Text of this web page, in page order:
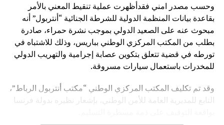
وحسب مصدر امني فقدأظهرت عملية تنقيط المعني بالأمر
بقاعدة بيانات المنظمة الدولية للشرطة الجنائية “أنتربول” أنه
مبحوث عنه على الصعيد الدولي بموجب نشرة حمراء، صادرة
بطلب من المكتب المركزي الوطني بباريس، وذلك للاشتباه في
تورطه في قضية تتعلق بتكوين عصابة إجرامية والتهريب الدولي
للمخدرات باستعمال سيارات مسروقة.
وقد تم تكليف المكتب المركزي الوطني “مكتب أنتربول الرباط”،
التابع للمديرية العامة للأمن الوطني، بإشعار نظيره بدولة فرنسا